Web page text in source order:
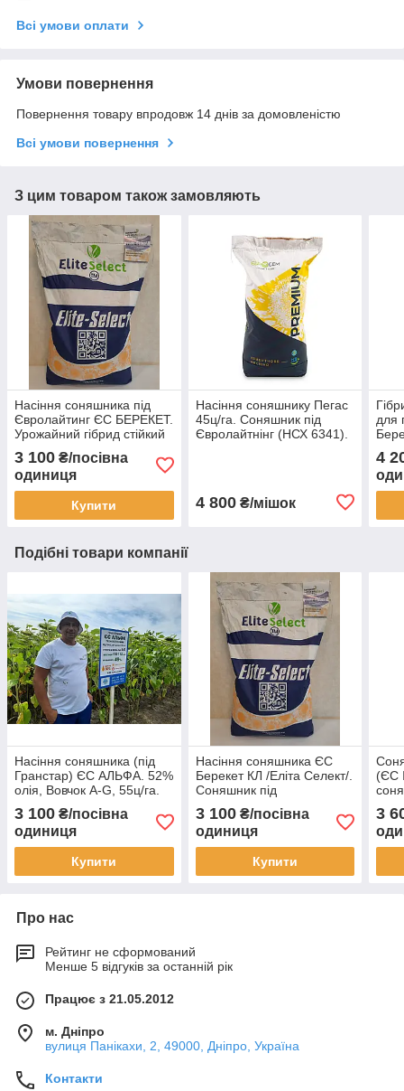
Всі умови оплати
Умови повернення
Повернення товару впродовж 14 днів за домовленістю
Всі умови повернення
З цим товаром також замовляють
Насіння соняшника під
Євролайтинг ЄС БЕРЕКЕТ.
Урожайний гібрид стійкий
Стандарт
3 100 ₴/посівна
одиниця
Купити
Насіння соняшнику Пегас
45ц/га. Соняшник під
Євролайтнінг (НСХ 6341).
4 800₴/мішок
для
4
Подібні товари компанії
Насіння соняшника (під
Гранстар) ЄС АЛЬФА. 52%
олія, Вовчок A-G, 55ц/га.
Стандарт
3 100 ₴/посівна
одиниця
Купити
Насіння соняшника ЄС
Берекет КЛ /Еліта Селект/.
Соняшник під
Євролайтинг (ЄС
Берекет). Стандарт Плюс
3 100₴/посівна
одиниця
Купити
(ЄС
3
Про нас
Рейтинг не сформований
Менше 5 відгуків за останній рік
Працює з 21.05.2012
м. Дніпро
вулиця Панікахи, 2, 49000, Дніпро, Україна
Контакти